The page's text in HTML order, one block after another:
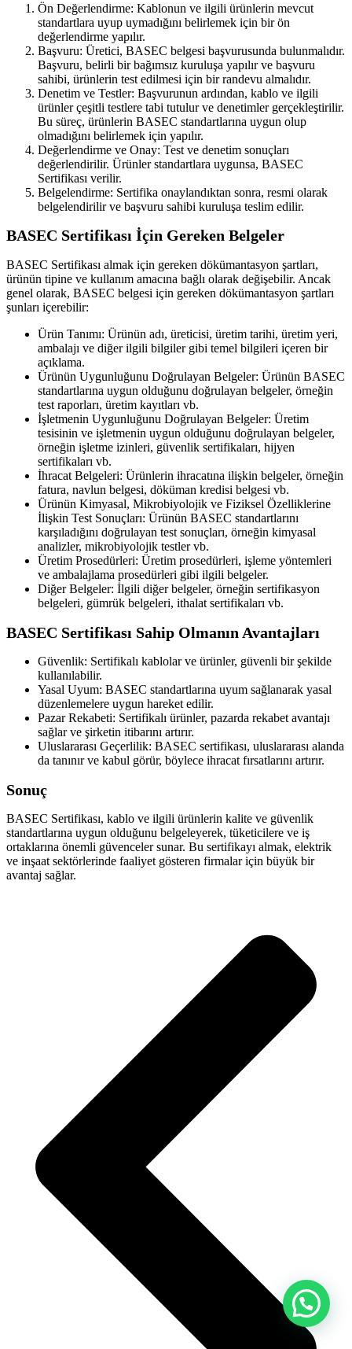
Ön Değerlendirme: Kablonun ve ilgili ürünlerin mevcut
standartlara uyup uymadığını belirlemek için bir ön
değerlendirme yapılır.
Başvuru: Üretici, BASEC belgesi başvurusunda bulunmalıdır.
Başvuru, belirli bir bağımsız kuruluşa yapılır ve başvuru
sahibi, ürünlerin test edilmesi için bir randevu almalıdır.
Denetim ve Testler: Başvurunun ardından, kablo ve ilgili
ürünler çeşitli testlere tabi tutulur ve denetimler gerçekleştirilir.
Bu süreç, ürünlerin BASEC standartlarına uygun olup
olmadığını belirlemek için yapılır.
Değerlendirme ve Onay: Test ve denetim sonuçları
değerlendirilir. Ürünler standartlara uygunsa, BASEC
Sertifikası verilir.
Belgelendirme: Sertifika onaylandıktan sonra, resmi olarak
belgelendirilir ve başvuru sahibi kuruluşa teslim edilir.
BASEC Sertifikası İçin Gereken Belgeler
BASEC Sertifikası almak için gereken dökümantasyon şartları,
ürünün tipine ve kullanım amacına bağlı olarak değişebilir. Ancak
genel olarak, BASEC belgesi için gereken dökümantasyon şartları
şunları içerebilir:
Ürün Tanımı: Ürünün adı, üreticisi, üretim tarihi, üretim yeri,
ambalajı ve diğer ilgili bilgiler gibi temel bilgileri içeren bir
açıklama.
Ürünün Uygunluğunu Doğrulayan Belgeler: Ürünün BASEC
standartlarına uygun olduğunu doğrulayan belgeler, örneğin
test raporları, üretim kayıtları vb.
İşletmenin Uygunluğunu Doğrulayan Belgeler: Üretim
tesisinin ve işletmenin uygun olduğunu doğrulayan belgeler,
örneğin işletme izinleri, güvenlik sertifikaları, hijyen
sertifikaları vb.
İhracat Belgeleri: Ürünlerin ihracatına ilişkin belgeler, örneğin
fatura, navlun belgesi, döküman kredisi belgesi vb.
Ürünün Kimyasal, Mikrobiyolojik ve Fiziksel Özelliklerine
İlişkin Test Sonuçları: Ürünün BASEC standartlarını
karşıladığını doğrulayan test sonuçları, örneğin kimyasal
analizler, mikrobiyolojik testler vb.
Üretim Prosedürleri: Üretim prosedürleri, işleme yöntemleri
ve ambalajlama prosedürleri gibi ilgili belgeler.
Diğer Belgeler: İlgili diğer belgeler, örneğin sertifikasyon
belgeleri, gümrük belgeleri, ithalat sertifikaları vb.
BASEC Sertifikası Sahip Olmanın Avantajları
Güvenlik: Sertifikalı kablolar ve ürünler, güvenli bir şekilde
kullanılabilir.
Yasal Uyum: BASEC standartlarına uyum sağlanarak yasal
düzenlemelere uygun hareket edilir.
Pazar Rekabeti: Sertifikalı ürünler, pazarda rekabet avantajı
sağlar ve şirketin itibarını artırır.
Uluslararası Geçerlilik: BASEC sertifikası, uluslararası alanda
da tanınır ve kabul görür, böylece ihracat fırsatlarını artırır.
Sonuç
BASEC Sertifikası, kablo ve ilgili ürünlerin kalite ve güvenlik
standartlarına uygun olduğunu belgeleyerek, tüketicilere ve iş
ortaklarına önemli güvenceler sunar. Bu sertifikayı almak, elektrik
ve inşaat sektörlerinde faaliyet gösteren firmalar için büyük bir
avantaj sağlar.